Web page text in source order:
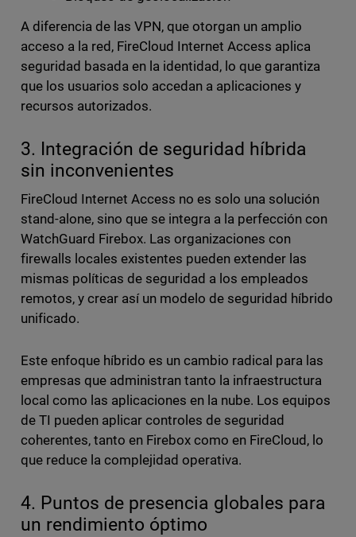
A diferencia de las VPN, que otorgan un amplio
acceso a la red, FireCloud Internet Access aplica
seguridad basada en la identidad, lo que garantiza
que los usuarios solo accedan a aplicaciones y
recursos autorizados.
3. Integración de seguridad híbrida
sin inconvenientes
FireCloud Internet Access no es solo una solución
stand-alone, sino que se integra a la perfección con
WatchGuard Firebox. Las organizaciones con
firewalls locales existentes pueden extender las
mismas políticas de seguridad a los empleados
remotos, y crear así un modelo de seguridad híbrido
unificado.
Este enfoque híbrido es un cambio radical para las
empresas que administran tanto la infraestructura
local como las aplicaciones en la nube. Los equipos
de TI pueden aplicar controles de seguridad
coherentes, tanto en Firebox como en FireCloud, lo
que reduce la complejidad operativa.
4. Puntos de presencia globales para
un rendimiento óptimo